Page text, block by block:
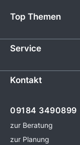
Top Themen
Service
Kontakt
09184 3490899
zur Beratung
zur Planung